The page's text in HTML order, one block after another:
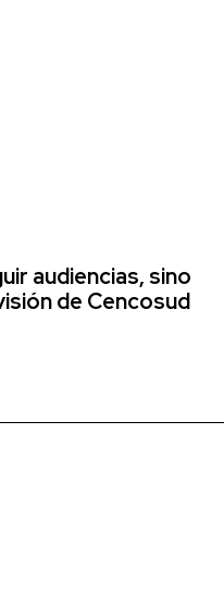
audiencias, sino
de Cencosud